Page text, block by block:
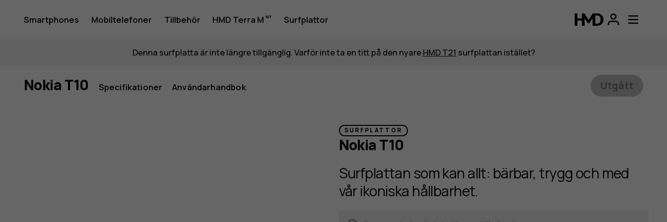
Nokia
T10
Smartphones Mobiltelefoner Tillbehör HMD Terra M Surfplattor
Denna surfplatta är inte längre tillgänglig. Varför inte ta en titt på den nyareHMD T21 surfplattan istället?
Nokia T10 Specifikationer Användarhandbok Utgått
SURFPLATTOR
Nokia T10
Surfplattan som kan allt: bärbar, trygg och med
vår ikoniska hållbarhet.